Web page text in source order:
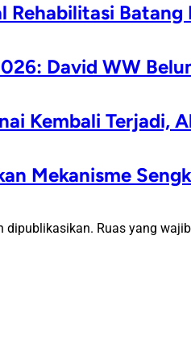
Rehabilitasi Batang
David WW
Kembali Terjadi,
Mekanisme
dipublikasikan. Ruas yang